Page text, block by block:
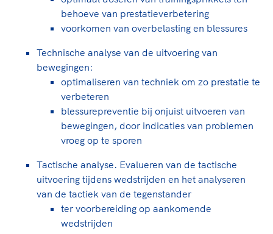
Sport verenigt. Op sportclubs, pleintjes, tijdens
een rondje fietsen, door samen te skaten of naar
voor Sifan Hassan, Rico Verhoeven, Diede de
Groot en het Nederlands Elftal. Of met trots te
genieten van de karatewedstrijd van je dochter,
de halve marathon van je moeder of de
hockeywedstrijd van je buurjongen.
Lees verder
Clubondersteuning
Beroepskrachten
Samen voor een veilige
sportomgeving
Voor welk gedrag staat de club? Wat mag wel
langs de lijn, in de kleedkamer, kantine en online?
En wat mag vooral niet? Een gedragscode geeft
onderdeel van het clubbeleid rondom gewenst en
ongewenst gedrag.
Lees verder
De TeamNL Academie
De TeamNL Academie biedt een leer- en
ontwikkelprogramma voor de volgende functies
binnen TeamNL programma's: experts, coaches,
bestuurders, (technisch) directeuren, managers en
toekomstig kader.
Lees verder
behoeve van prestatieverbetering
voorkomen van overbelasting en blessures
Technische analyse van de uitvoering van
bewegingen:
optimaliseren van techniek om zo prestatie te
verbeteren
blessurepreventie bij onjuist uitvoeren van
bewegingen, door indicaties van problemen
vroeg op te sporen
Tactische analyse. Evalueren van de tactische
uitvoering tijdens wedstrijden en het analyseren
van de tactiek van de tegenstander
ter voorbereiding op aankomende
wedstrijden